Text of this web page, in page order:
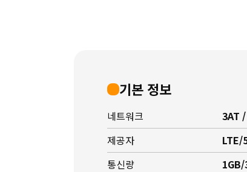
기본 정보
네트워크
3AT
제공자
LTE/
통신량